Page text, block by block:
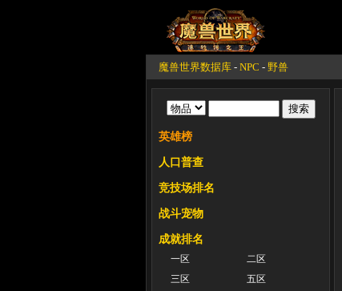
魔兽世界数据库 - NPC - 野兽
英雄榜
人口普查
竞技场排名
战斗宠物
成就排名
一区
二区
三区
五区